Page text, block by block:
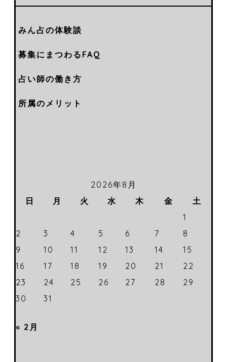
みん占の体験談
募集にまつわるFAQ
占い師の働き方
所属のメリット
2026年8月
日
月 火 水 木 金
土
1
2
3 4 5 6 7
8
9
10 11 12 13 14
15
16
17 18 19 20 21
22
23
24 25 26 27 28
29
30
31
« 2月